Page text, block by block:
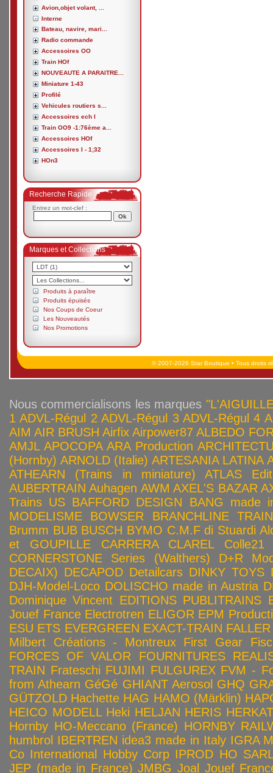
Avion,objet volant, ...
Interne
Bateau, navire, mari...
Radio commande
Accessoires OO
Train HOf
NOUVEAUTE A PARAITRE...
Miniature 1-43
Profilé
Vehicules routiers s...
Accessoires ech I
Train OO9 -1:76ème a...
Accessoires HOf
Accessoires I - 1;32
HOn3
Recherche Rapide
Entrez un mot-clef :
Marques et Collections
Produits à paraître
Produits épuisés
Nos Coups de Coeur
Les Nouveautés
Nos Promotions
© 2007-2026 Star Boutique • Tous droits
Nous commercialisons les marques
1 ADVL-Régul 2 ADVL-Régul 3 ADVL-Régul 4
AIM AIR BRUSH Airfix Airpower87 ALBEDO
AMJL APOCOPA ARA Production
(Hornby) ARNOLD (Italie) ARTESANIA LATINA
ATHEARN (Trains in miniature)
ATLAS
AUBERTRAIN Auhagen AWM AXEL'S BAZAR
Trains US BAFFORD DESIGN
BANG made
MODELISME
BOWSER
BRANCHLINE
Brumm BUB BUSCH BYMO C.M.F di Stuardi
et GOUPILLE
CARRERA CLAREL
Colle21
CORNERSTONE Series (Walthers)
D+R
DECAIX) DECAPOD Detailcars DINKY TOYS
DJH-Model-Loco DOLISCHO made in Austria
Dominique Vincent EDITIONS PUBLITRAINS
Jouef France Electrotren ELIGOR EPM
ESU ETS EVERGREEN EXACT-TRAIN FALLER
Milbert Créations - Montreux First Gear
FORCES OF VALOR
FOURNITURES
TRAIN Frateschi FUJIMI FULGUREX FVM -
from Athearn GéGé GHIANT Aerosol GHQ
GÜTZOLD Hachette HAG HAMO (Märklin)
HEICO MODELL Heki HELJAN HERIS HERKAT
Hornby HO-Meccano (France) HORNBY
humbrol IBERTREN idea3 made in Italy IGRA
Co International Hobby Corp IPROD HO
JEP (made in France) JMBG Joal Jouef